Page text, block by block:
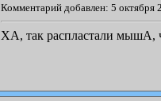
Комментарий добавлен: 5 октября
ХА, так распластали мышА,